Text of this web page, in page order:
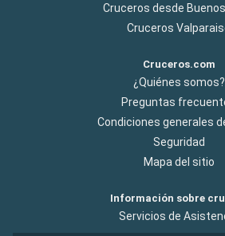
Cruceros desde
Cruceros
Cruceros.com
¿Quiénes somos?
Preguntas
Condiciones generales
Seguridad
Mapa del sitio
Información sobre
Servicios de